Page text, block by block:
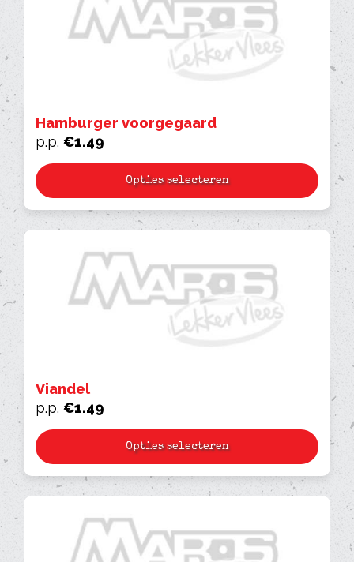
Hamburger voorgegaard
p.p. €1.49
Opties selecteren
Viandel
p.p. €1.49
Opties selecteren